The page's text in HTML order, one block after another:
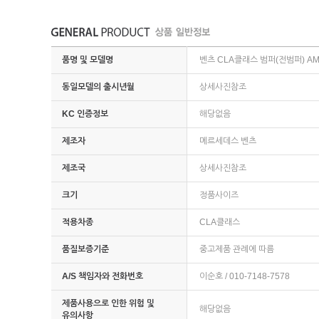
품명 및 모델명 벤츠 CLA클래스 범퍼(전범퍼)
동일모델의 출시년월 상세사진참조
KC 인증정보 해당없음
제조자 메르세데스 벤츠
제조국 상세사진참조
크기 정품사이즈
적용차종 CLA클래스
품질보증기준 중고제품 관례에 따름
A/S 책임자와 전화번호 이순호 / 010-7148-7578
제품사용으로 인한 위험 및
유의사항
해당없음